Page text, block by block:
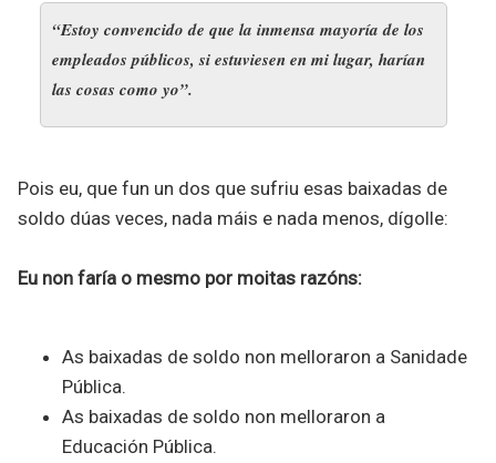
“Estoy convencido de que la inmensa mayoría de los
empleados públicos, si estuviesen en mi lugar, harían
las cosas como yo”.
Pois eu, que fun un dos que sufriu esas baixadas de
soldo dúas veces, nada máis e nada menos, dígolle:
Eu non faría o mesmo por moitas razóns:
As baixadas de soldo non melloraron a Sanidade
Pública.
As baixadas de soldo non melloraron a
Educación Pública.